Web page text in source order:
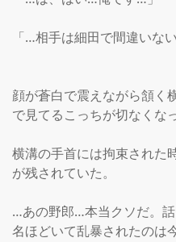
「…相手は細田で間違いない
顔が蒼白で震えながら頷く
で見てるこっちが切なくな
横溝の手首には拘束された
が残されていた。
…あの野郎…本当クソだ。
名ほどいて乱暴されたのは